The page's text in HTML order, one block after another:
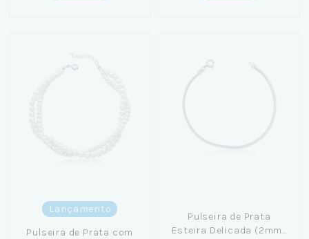
Lançamento
Pulseira de Prata com
Pulseira de Prata
Esteira Delicada (2mm)